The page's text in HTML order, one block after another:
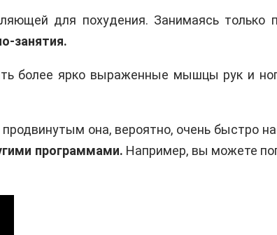
для похудения. Занимаясь только
занятия.
более ярко выраженные мышцы рук и
она, вероятно, очень быстро
программами. Например, вы можете